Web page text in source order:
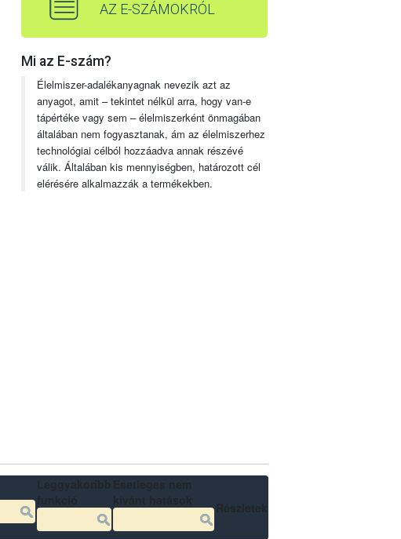
AZ E-SZÁMOKRÓL
Mi az E-szám?
Élelmiszer-adalékanyagnak nevezik azt az
anyagot, amit – tekintet nélkül arra, hogy van-e
tápértéke vagy sem – élelmiszerként önmagában
általában nem fogyasztanak, ám az élelmiszerhez
technológiai célból hozzáadva annak részévé
válik. Általában kis mennyiségben, határozott cél
elérésére alkalmazzák a termékekben.